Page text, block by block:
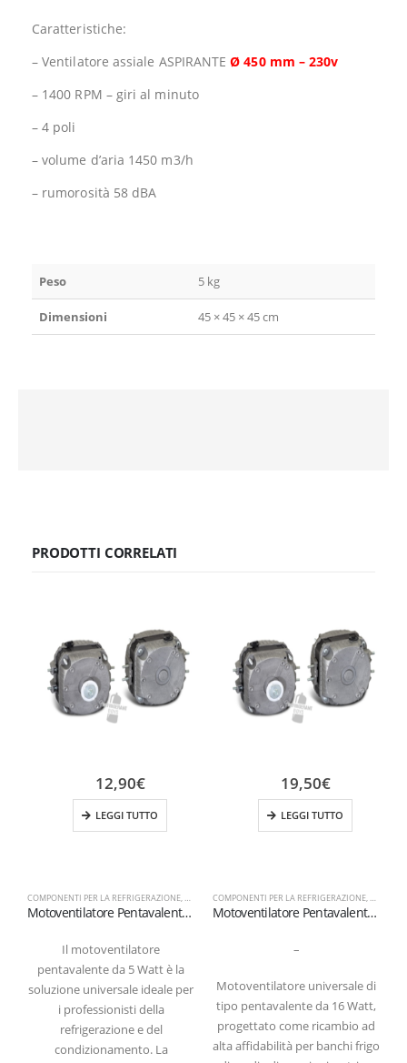
Caratteristiche:
– Ventilatore assiale ASPIRANTEØ 450 mm – 230v
– 1400 RPM – giri al minuto
– 4 poli
– volume d’aria 1450 m3/h
– rumorosità 58 dBA
Peso 5 kg
Dimensioni 45 × 45 × 45 cm
PRODOTTI CORRELATI
COMPONENTI PER LA REFRIGERAZIONE,MOTOVENTILATORI
Motoventilatore Pentavalente 5W Universale
Il motoventilatore
pentavalente da 5 Watt è la
soluzione universale ideale per
i professionisti della
refrigerazione e del
condizionamento. La
12,90€
LEGGI TUTTO
COMPONENTI PER LA REFRIGERAZIONE,
Motoventilatore Pentavalente 16W Universale | Per Refrigerazione
–
Motoventilatore universale di
tipo pentavalente da 16 Watt,
progettato come ricambio ad
alta affidabilità per banchi frigo
19,50€
LEGGI TUTTO